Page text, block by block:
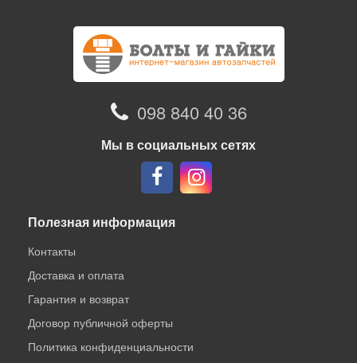
098 840 40 36
Мы в социальных сетях
Полезная информация
Контакты
Доставка и оплата
Гарантия и возврат
Договор публичной оферты
Политика конфиденциальности